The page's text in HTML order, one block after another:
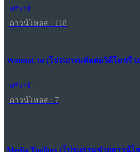
ฟรีแวร์
ดาวน์โหลด : 118
WannaCut (โปรแกรมตัดต่อวิดีโอฟรี
ฟรีแวร์
ดาวน์โหลด : 7